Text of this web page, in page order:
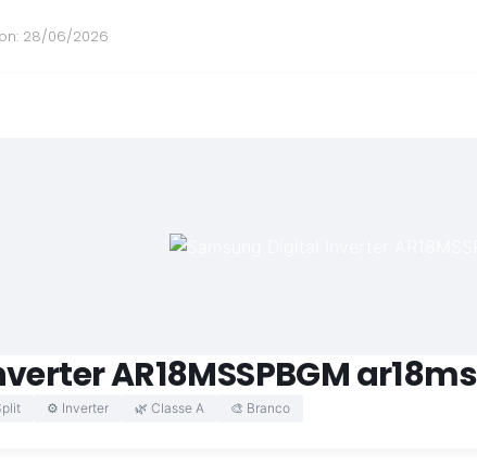
28/06/2026
AR18MSSPBGM
⚙️ Inverter 🌿 Classe A 🎨 Branco